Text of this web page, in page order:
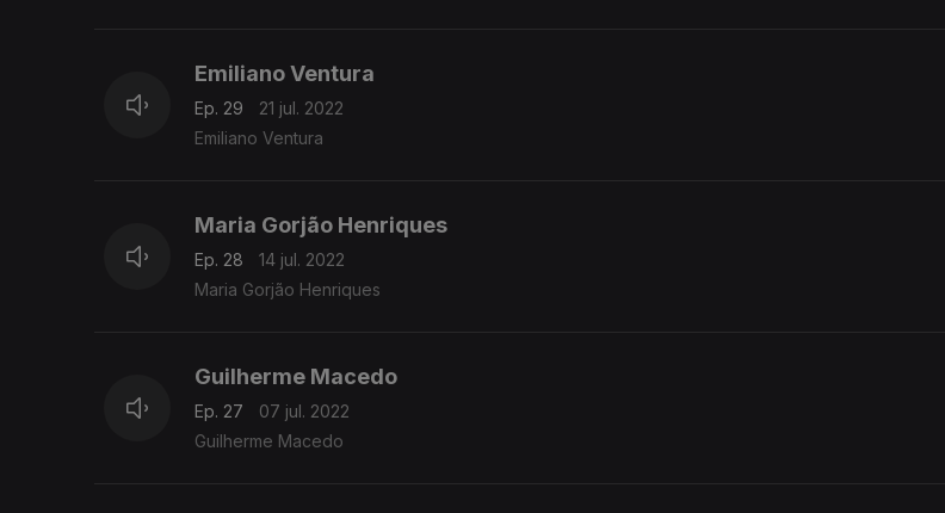
Emiliano Ventura
Ep. 29
21 jul. 2022
Emiliano Ventura
Maria Gorjão Henriques
Ep. 28
14 jul. 2022
Maria Gorjão Henriques
Guilherme Macedo
Ep. 27
07 jul. 2022
Guilherme Macedo